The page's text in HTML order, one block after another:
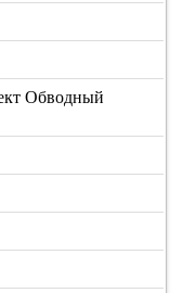
Обводный